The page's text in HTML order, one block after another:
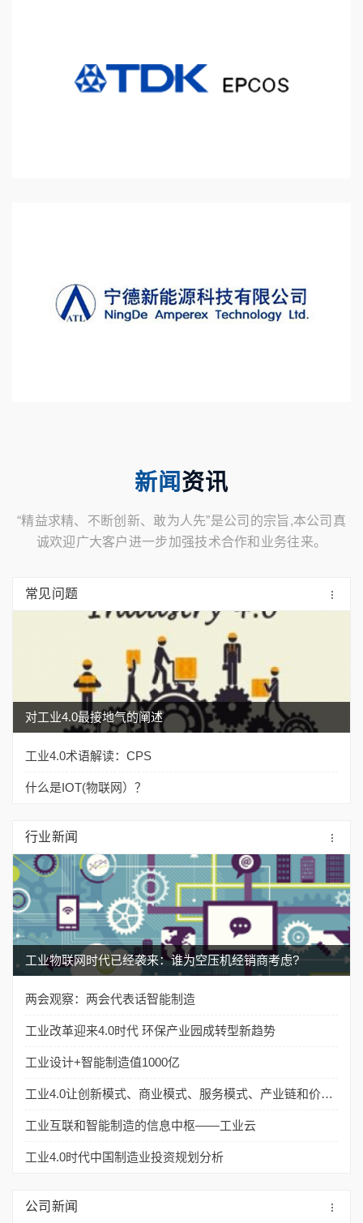
新闻 资讯
“精益求精、不断创新、敢为人先”是公司的宗旨,本公司真
诚欢迎广大客户进一步加强技术合作和业务往来。
常见问题
对工业4.0最接地气的阐述
工业4.0术语解读：CPS
什么是IOT(物联网）？
行业新闻
工业物联网时代已经袭来：谁为空压机经销商考虑?
两会观察：两会代表话智能制造
工业改革迎来4.0时代 环保产业园成转型新趋势
工业设计+智能制造值1000亿
工业4.0让创新模式、商业模式、服务模式、产业链和价值链都产生革命性的变化
工业互联和智能制造的信息中枢——工业云
工业4.0时代中国制造业投资规划分析
公司新闻